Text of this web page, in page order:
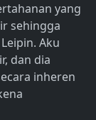
yang
sehingga
Aku
dan dia
inheren